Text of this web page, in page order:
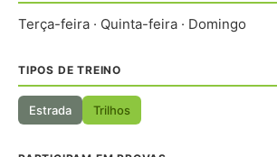
Terça-feira · Quinta-feira · Domingo
TIPOS DE TREINO
Estrada Trilhos